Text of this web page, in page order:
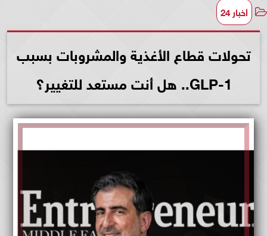
أخبار 24
تحولات قطاع الأغذية والمشروبات بسبب
GLP-1.. هل أنت مستعد للتغيير؟